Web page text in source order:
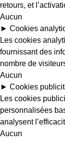
retours, et
Aucun
► Cookies
Les cookies
fournissant des
nombre de
Aucun
► Cookies
Les cookies
personnalisées
analysent
Aucun